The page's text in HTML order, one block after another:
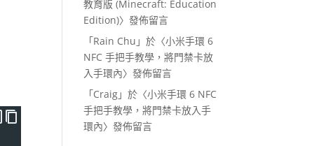
教育版 (Minecraft: Education
Edition)〉發佈留言
「Rain Chu 」於〈小米手環 6
NFC 手把手教學，將門禁卡放
入手環內〉發佈留言
「Craig 」於〈小米手環 6 NFC
手把手教學，將門禁卡放入手
環內〉發佈留言